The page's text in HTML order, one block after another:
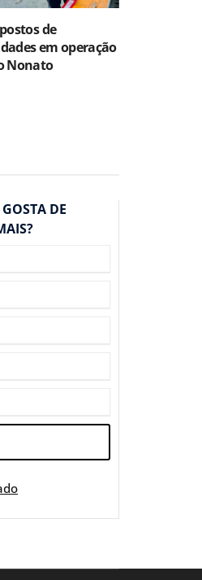
de
em operação
Nonato
DE